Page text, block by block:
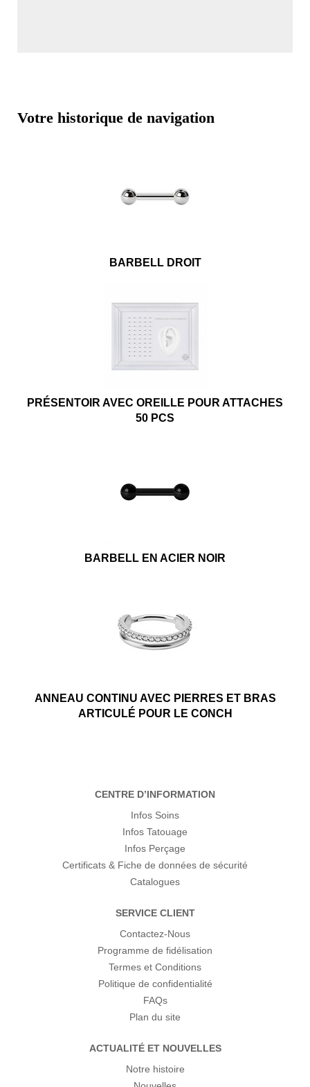
Votre historique de navigation
BARBELL DROIT
PRÉSENTOIR AVEC OREILLE POUR ATTACHES
50 PCS
BARBELL EN ACIER NOIR
ANNEAU CONTINU AVEC PIERRES ET BRAS
ARTICULÉ POUR LE CONCH
CENTRE D’INFORMATION
Infos Soins
Infos Tatouage
Infos Perçage
Certificats & Fiche de données de sécurité
Catalogues
SERVICE CLIENT
Contactez-Nous
Programme de fidélisation
Termes et Conditions
Politique de confidentialité
FAQs
Plan du site
ACTUALITÉ ET NOUVELLES
Notre histoire